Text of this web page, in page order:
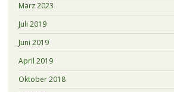
März 2023
Juli 2019
Juni 2019
April 2019
Oktober 2018